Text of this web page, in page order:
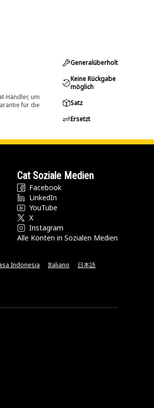
Händler, um
für die
Generalüberholt
Keine Rückgabe
möglich
Satz
Ersetzt
Cat Soziale Medien
Facebook
LinkedIn
YouTube
X
Instagram
Alle Konten in Sozialen Medien
Indonesia Italiano 日本語